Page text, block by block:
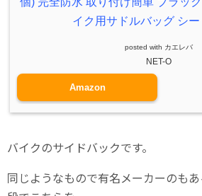
イク用サドルバッグ シ
posted with カエレバ
NET-O
Amazon
バイクのサイドバックです。
同じようなもので有名メーカーのも